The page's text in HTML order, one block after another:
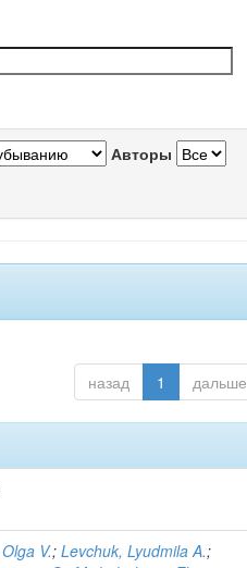
Авторы
назад 1 дальше
V.;Levchuk, Lyudmila A.;